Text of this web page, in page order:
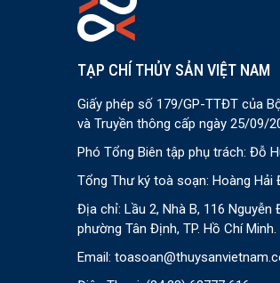
TẠP CHÍ THỦY SẢN VIỆT NAM
Giấy phép số 179/GP-TTĐT của
và Truyền thông cấp ngày 25/09/
Phó Tổng Biên tập phụ trách: Đỗ
Tổng Thư ký toà soạn: Hoàng Hải
Địa chỉ: Lầu 2, Nhà B, 116 Nguyễn
phường Tân Định, TP. Hồ Chí Minh.
Email: